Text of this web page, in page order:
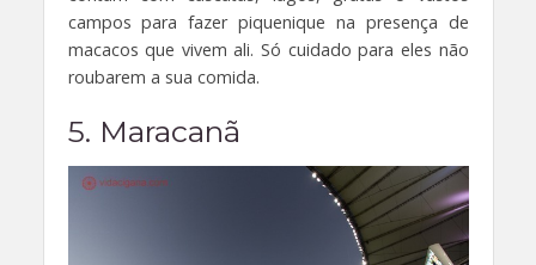
campos para fazer piquenique na presença de
macacos que vivem ali. Só cuidado para eles não
roubarem a sua comida.
5. Maracanã